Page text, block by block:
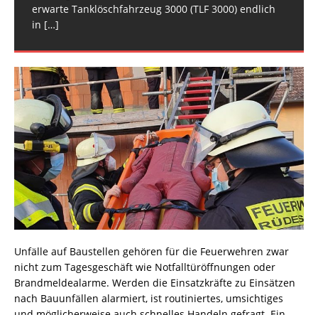
erwarte Tanklöschfahrzeug 3000 (TLF 3000) endlich
in […]
Unfälle auf Baustellen gehören für die Feuerwehren zwar
nicht zum Tagesgeschäft wie Notfalltüröffnungen oder
Brandmeldealarme. Werden die Einsatzkräfte zu Einsätzen
nach Bauunfällen alarmiert, ist routiniertes, umsichtiges